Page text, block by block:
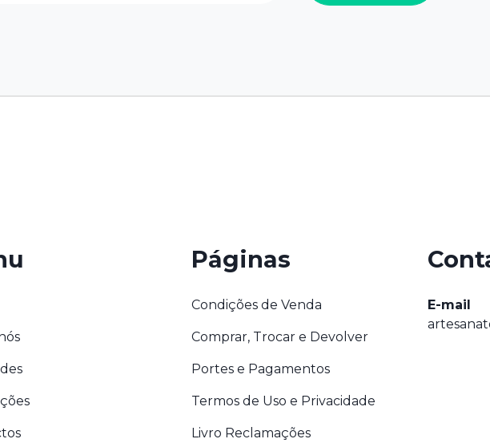
Páginas
Condições de Venda
Comprar, Trocar e Devolver
Portes e Pagamentos
Termos de Uso e Privacidade
Livro Reclamações
E-mail